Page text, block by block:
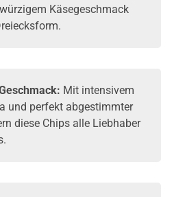
Käsegeschmack
Mit intensivem
und perfekt abgestimmter
diese Chips alle Liebhaber